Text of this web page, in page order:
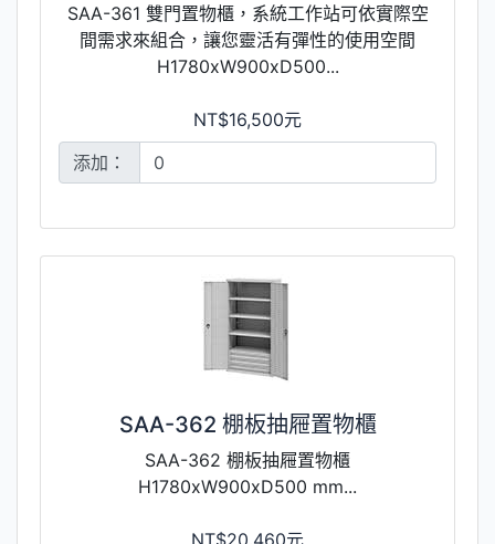
SAA-361 雙門置物櫃，系統工作站可依實際空
間需求來組合，讓您靈活有彈性的使用空間
H1780xW900xD500...
NT$16,500元
添加：
SAA-362 棚板抽屜置物櫃
SAA-362 棚板抽屜置物櫃
H1780xW900xD500 mm...
NT$20,460元